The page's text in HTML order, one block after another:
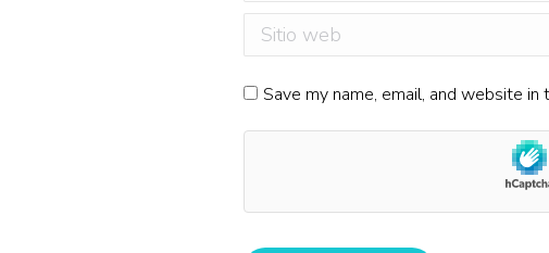
Sitio web
Save my name, email, and website